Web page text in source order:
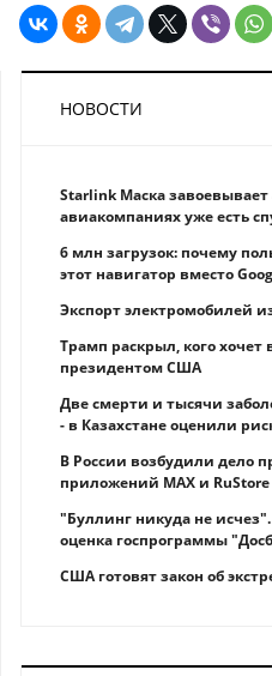
НОВОСТИ
Starlink Маска
авиакомпаниях уже есть
6 млн загрузок: почему
этот навигатор вместо
Экспорт электромобилей
Трамп раскрыл, кого
президентом США
Две смерти и тысячи
- в Казахстане оценили
В России возбудили дело
приложений MAX и RuStore
"Буллинг никуда не
оценка госпрограммы
США готовят закон об